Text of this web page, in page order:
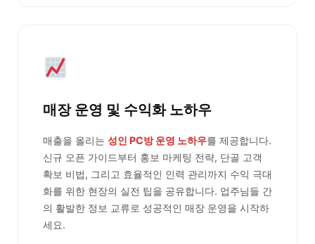
매장 운영 및 수익화 노하우
매출을 올리는 성인 PC방 운영 노하우를 제공합니다.
신규 오픈 가이드부터 홍보 마케팅 전략, 단골 고객
확보 비법, 그리고 효율적인 인력 관리까지 수익 극대
화를 위한 현장의 실전 팁을 공유합니다. 업주님들 간
의 활발한 정보 교류로 성공적인 매장 운영을 시작하
세요.